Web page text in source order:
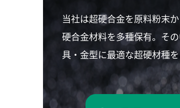
当社は超硬合金を原料粉末
硬合金材料を多種保有。そ
具・金型に最適な超硬材種